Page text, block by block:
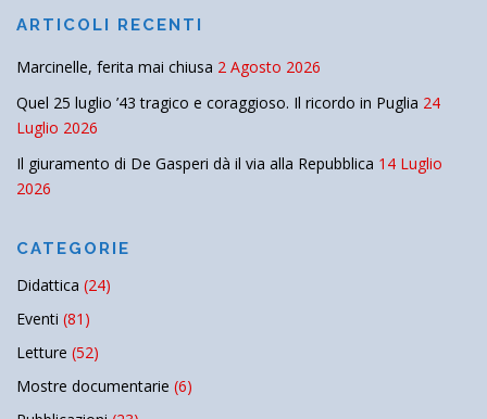
ARTICOLI RECENTI
Marcinelle, ferita mai chiusa 2 Agosto 2026
Quel 25 luglio ’43 tragico e coraggioso. Il ricordo in Puglia 24
Luglio 2026
Il giuramento di De Gasperi dà il via alla Repubblica 14 Luglio
2026
CATEGORIE
Didattica (24)
Eventi (81)
Letture (52)
Mostre documentarie (6)